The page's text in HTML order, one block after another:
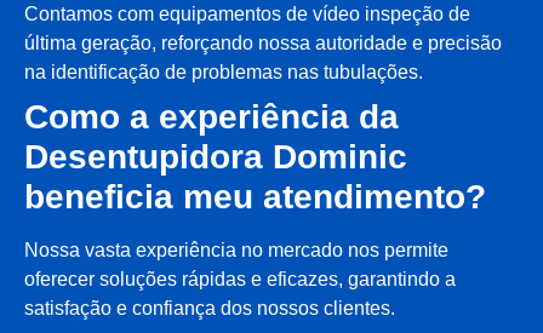
Contamos com equipamentos de vídeo inspeção de
última geração, reforçando nossa autoridade e precisão
na identificação de problemas nas tubulações.
Como a experiência da
Desentupidora Dominic
beneficia meu atendimento?
Nossa vasta experiência no mercado nos permite
oferecer soluções rápidas e eficazes, garantindo a
satisfação e confiança dos nossos clientes.